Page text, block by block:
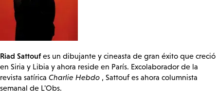
Riad Sattoufes un dibujante y cineasta de gran éxito que creció
en Siria y Libia y ahora reside en París. Excolaborador de la
revista satírica Charlie Hebdo , Sattouf es ahora columnista
semanal de L'Obs.